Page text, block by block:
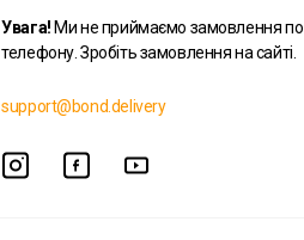
Увага! Ми не приймаємо замовлення по
телефону. Зробіть замовлення на сайті.
support@bond.delivery